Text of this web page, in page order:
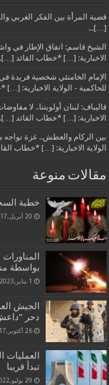
قضية المرأة بين الفكر الغربي
[…]...
الشيخ قاسم: اتفاق الإطار في
الاخبارية: […] *خطاب القائد
الإمام الخامنئي شخصية فريدة
للحاكمية - الولاية الاخبارية:
قاليباف: لبنان أولويتنا.. لا
الاخبارية: […] *خطاب القائد
بين الركام والعطش.. غزة تواجه
الولاية الاخبارية: […] *خطاب
مقالات منوعة
خطبة
20 أبريل,2017
المناورات
بواسطة
1 يناير,2023
الجيش
دحر
26 أكتوبر,2017
العمليات
تبدأ قريبا
29 يوليو,2022